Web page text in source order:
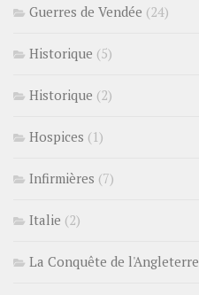
Guerres de Vendée (24)
Historique (5)
Historique (2)
Hospices (1)
Infirmières (7)
Italie (2)
La Conquête de l'Angleterre